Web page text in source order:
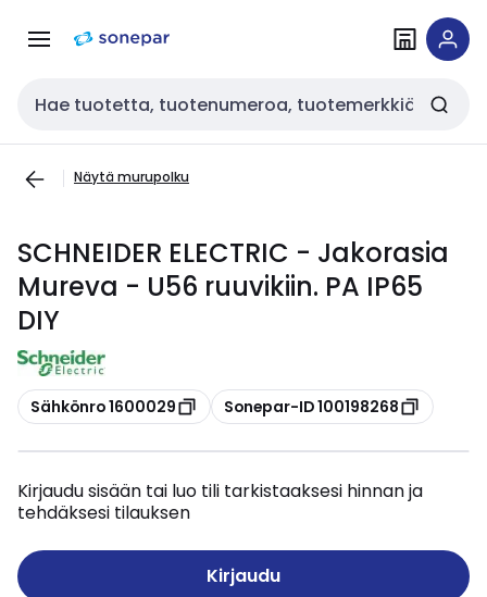
navigointiinsisältöön
Haku
Näytä murupolku
SCHNEIDER ELECTRIC - Jakorasia
Mureva - U56 ruuvikiin. PA IP65
DIY
Kopioi
Sähkönro 1600029 Kopioi
Sonepar-ID 100198268
Kirjaudu sisään tai luo tili tarkistaaksesi hinnan ja
tehdäksesi tilauksen
Kirjaudu